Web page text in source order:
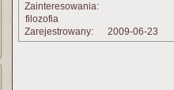
Zainteresowania:
filozofia
Zarejestrowany:
2009-06-23